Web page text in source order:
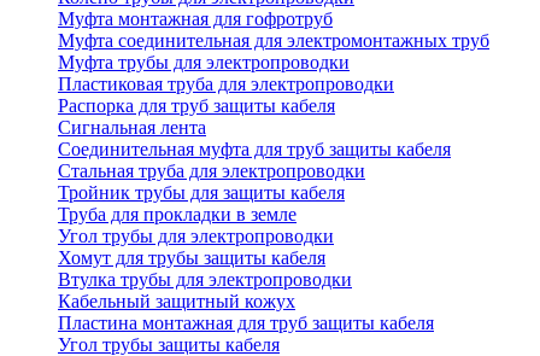
Муфта монтажная для гофротруб
Муфта соединительная для электромонтажных труб
Муфта трубы для электропроводки
Пластиковая труба для электропроводки
Распорка для труб защиты кабеля
Сигнальная лента
Соединительная муфта для труб защиты кабеля
Стальная труба для электропроводки
Тройник трубы для защиты кабеля
Труба для прокладки в земле
Угол трубы для электропроводки
Хомут для трубы защиты кабеля
Втулка трубы для электропроводки
Кабельный защитный кожух
Пластина монтажная для труб защиты кабеля
Угол трубы защиты кабеля